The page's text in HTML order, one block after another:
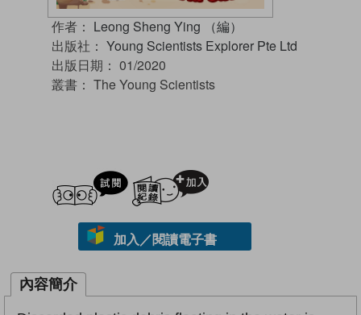
作者： Leong Sheng Ying （編）
出版社： Young Scientists Explorer Pte Ltd
出版日期： 01/2020
叢書： The Young Scientists
試閲
加入／閱讀電子書
內容簡介